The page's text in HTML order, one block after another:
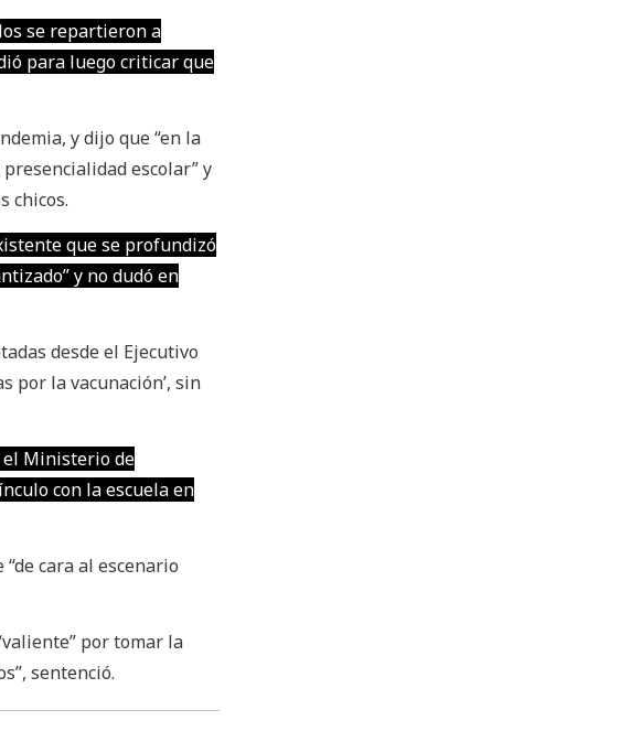
se repartieron a
para luego criticar que
y dijo que “en la
escolar” y
chicos.
que se profundizó
y no dudó en
desde el Ejecutivo
por la vacunación’, sin
el Ministerio de
con la escuela en
cara al escenario
por tomar la
sentenció.